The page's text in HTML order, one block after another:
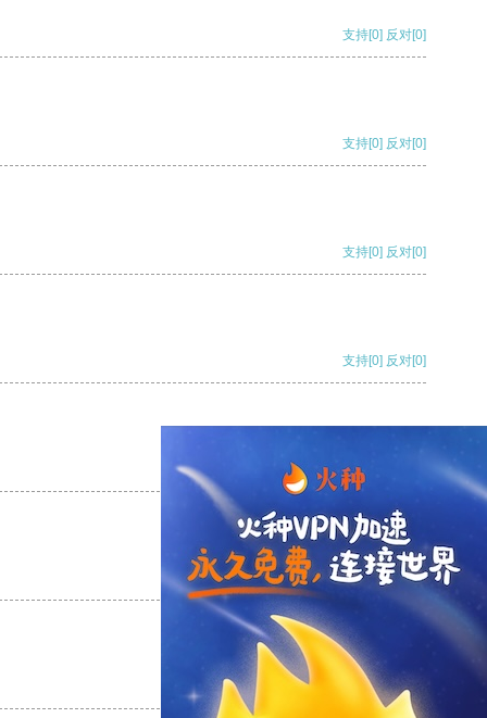
支持[0] 反对[0]
支持[0] 反对[0]
支持[0] 反对[0]
支持[0] 反对[0]
支持
支持[0] 反对[0]
支持[0] 反对[0]